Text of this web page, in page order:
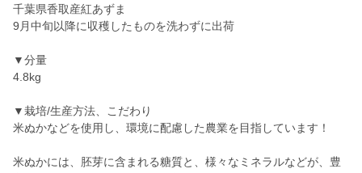
千葉県香取産紅あずま
9月中旬以降に収穫したものを洗わずに出荷
▼分量
4.8kg
▼栽培/生産方法、こだわり
米ぬかなどを使用し、環境に配慮した農業を目指しています！
米ぬかには、胚芽に含まれる糖質と、様々なミネラルなどが、豊